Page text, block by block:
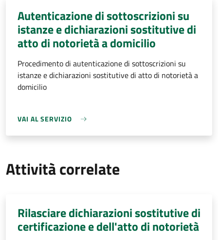
Autenticazione di sottoscrizioni su
istanze e dichiarazioni sostitutive di
atto di notorietà a domicilio
Procedimento di autenticazione di sottoscrizioni su
istanze e dichiarazioni sostitutive di atto di notorietà a
domicilio
VAI AL SERVIZIO
Attività correlate
Rilasciare dichiarazioni sostitutive di
certificazione e dell'atto di notorietà